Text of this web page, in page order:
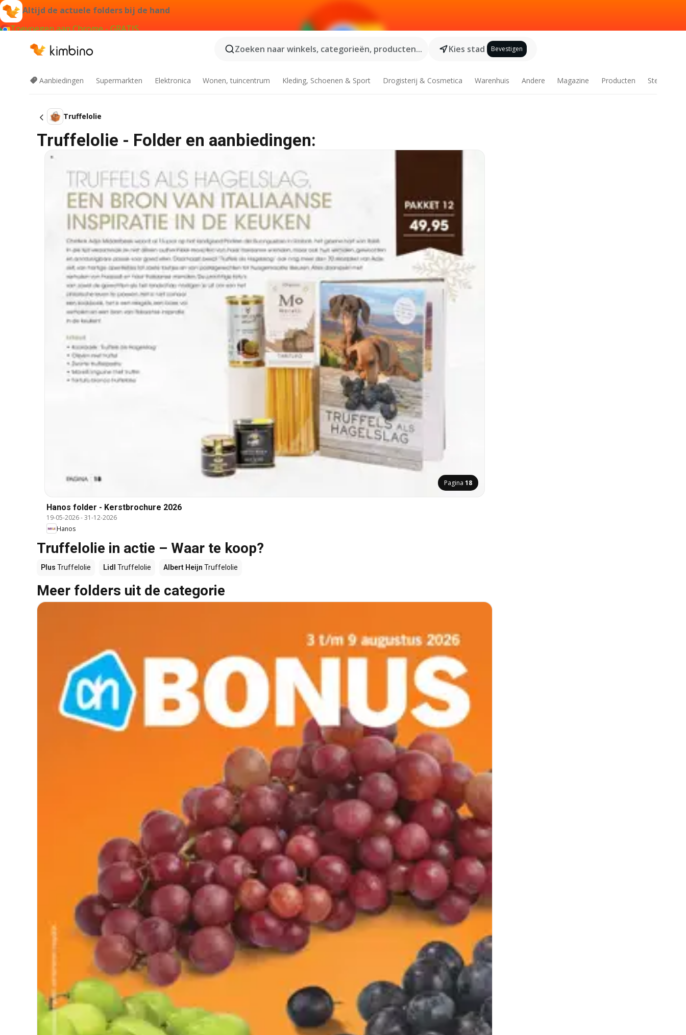
Altijd de actuele folders bij de hand
Toevoegen aan Chrome - GRATIS
Zoeken naar winkels, categorieën, producten...
Kies stad Bevestigen
Aanbiedingen Supermarkten Elektronica Wonen, tuincentrum Kleding, Schoenen & Sport Drogisterij & Cosmetica Warenhuis Andere Magazine Producten Steden
Truffelolie
Truffelolie - Folder en aanbiedingen:
Pagina 18
Hanos folder - Kerstbrochure 2026
19-05-2026-31-12-2026
Hanos
Truffelolie in actie – Waar te koop?
Plus Truffelolie Lidl Truffelolie Albert Heijn Truffelolie
Meer folders uit de categorie